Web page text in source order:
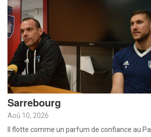
Sarrebourg
Aoû 10, 2026
Il flotte comme un parfum de confiance au